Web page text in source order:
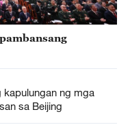
kapulungan ng mga
sa Beijing